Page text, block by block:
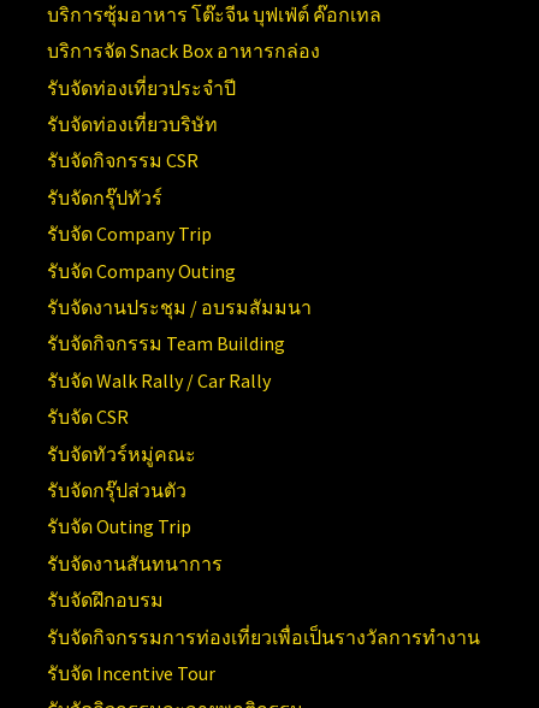
บริการซุ้มอาหาร โต๊ะจีน บุฟเฟ่ต์ ค๊อกเทล
บริการจัด Snack Box อาหารกล่อง
รับจัดท่องเที่ยวประจำปี
รับจัดท่องเที่ยวบริษัท
รับจัดกิจกรรม CSR
รับจัดกรุ๊ปทัวร์
รับจัด Company Trip
รับจัด Company Outing
รับจัดงานประชุม / อบรมสัมมนา
รับจัดกิจกรรม Team Building
รับจัด Walk Rally / Car Rally
รับจัด CSR
รับจัดทัวร์หมู่คณะ
รับจัดกรุ๊ปส่วนตัว
รับจัด Outing Trip
รับจัดงานสันทนาการ
รับจัดฝึกอบรม
รับจัดกิจกรรมการท่องเที่ยวเพื่อเป็นรางวัลการทำงาน
รับจัด Incentive Tour